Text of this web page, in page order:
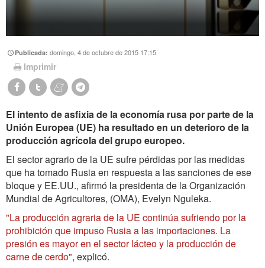
Publicada:domingo, 4 de octubre de 2015 17:15
Imprimir
El intento de asfixia de la economía rusa por parte de la
Unión Europea (UE) ha resultado en un deterioro de la
producción agrícola del grupo europeo.
El sector agrario de la UE sufre pérdidas por las medidas
que ha tomado Rusia en respuesta a las sanciones de ese
bloque y EE.UU., afirmó la presidenta de la Organización
Mundial de Agricultores, (OMA), Evelyn Nguleka.
"La producción agraria de la UE continúa sufriendo por la
prohibición que impuso Rusia a las importaciones. La
presión es mayor en el sector lácteo y la producción de
carne de cerdo", explicó.